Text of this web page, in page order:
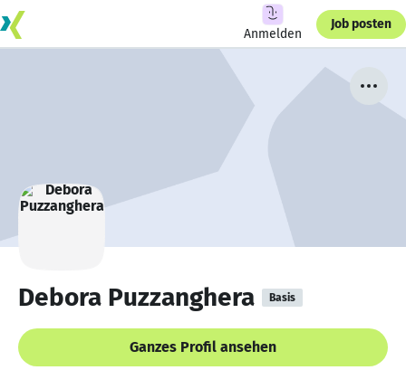
Anmelden
Job posten
Debora Puzzanghera Basis
Ganzes Profil ansehen